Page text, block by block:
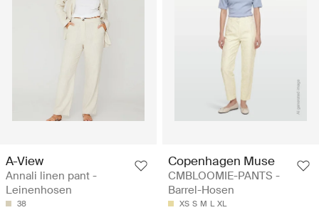
A-View
Annali linen pant -
Leinenhosen
38
Copenhagen Muse
CMBLOOMIE-PANTS -
Barrel-Hosen
XS S M L XL